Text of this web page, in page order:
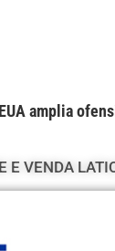
amplia
E VENDA